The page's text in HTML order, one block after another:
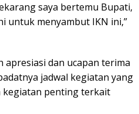
saya bertemu Bupati,
untuk menyambut IKN ini,”
apresiasi dan ucapan terima
jadwal kegiatan yang
kegiatan penting terkait